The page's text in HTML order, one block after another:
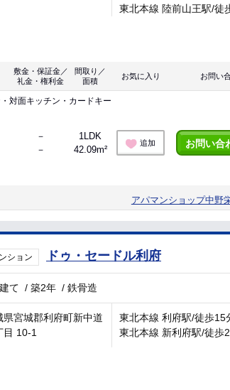
東北本線 陸前山王駅/徒
敷金・保証金／
礼金・権利金
間取り／
面積
お気に入り お問い
対面キッチン・カードキー
－
－
1LDK
42.09m²
追加 お問い合
アパマンショップ中野
ション ドゥ・セードル利府
て /築2年 /鉄骨造
県宮城郡利府町新中道
目 10-1
東北本線 利府駅/徒歩15
東北本線 新利府駅/徒歩